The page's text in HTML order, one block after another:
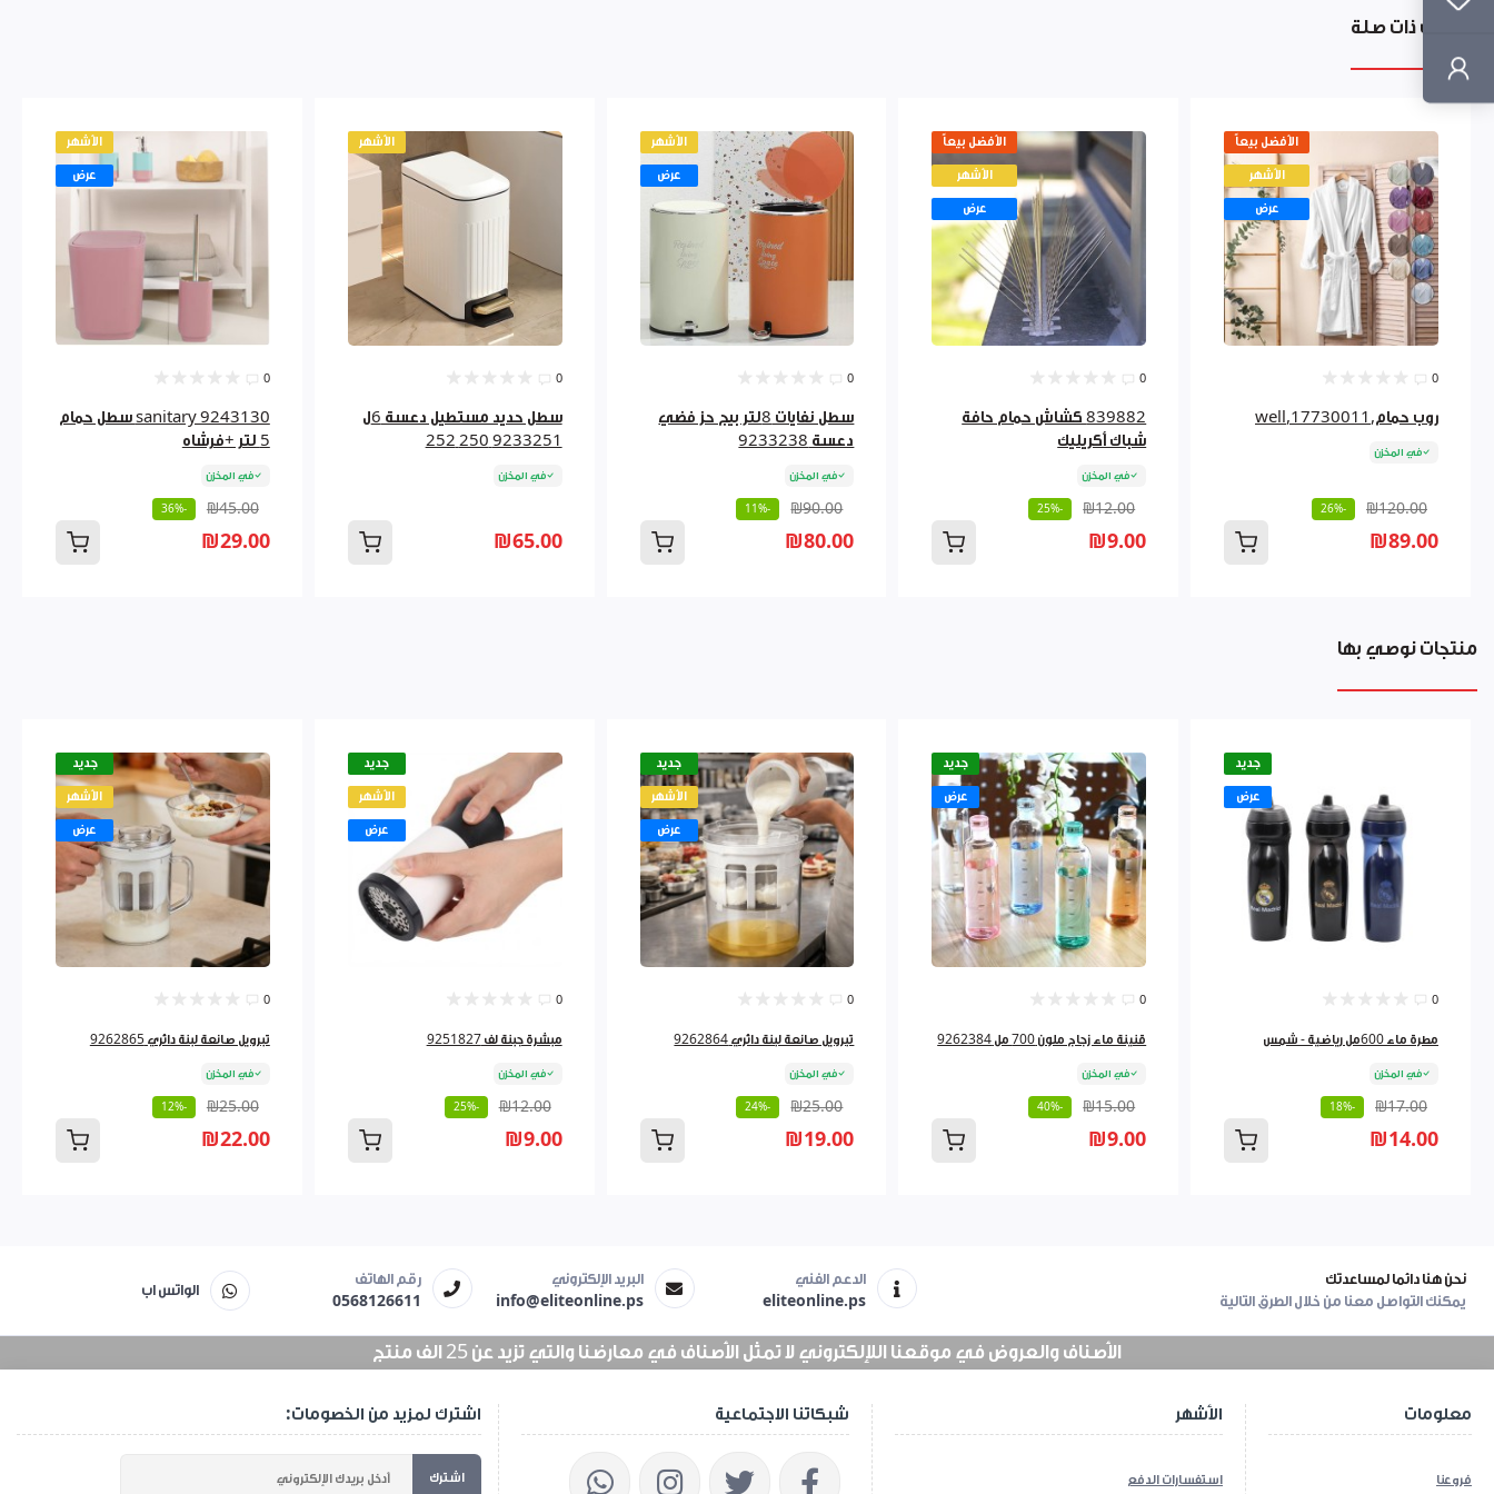
منتجات ذات صلة
الأفضل بيعاً
الأشهر
عرض
0
روب حمام,17730011,well
في المخزن
₪120.00
-26%
₪89.00
الأفضل بيعاً
الأشهر
عرض
0
839882 كشاش حمام حافة
شباك أكريليك
في المخزن
₪12.00
-25%
₪9.00
الأشهر
عرض
0
سطل نفايات 8لتر بيج حز فضي
دعسة 9233238
في المخزن
₪90.00
-11%
₪80.00
الأشهر
0
سطل حديد مستطيل دعسة 6ل
9233251 250 252
في المخزن
₪65.00
الأشهر
عرض
0
sanitary 9243130 سطل حمام
5 لتر +فرشاه
في المخزن
₪45.00
-36%
₪29.00
منتجات نوصي بها
جديد
عرض
0
مطرة ماء 600مل رياضية - شمس
في المخزن
₪17.00
-18%
₪14.00
جديد
عرض
0
قنينة ماء زجاج ملون 700 مل 9262384
في المخزن
₪15.00
-40%
₪9.00
جديد
الأشهر
عرض
0
تبرويل صانعة لبنة دائري 9262864
في المخزن
₪25.00
-24%
₪19.00
جديد
الأشهر
عرض
0
مبشرة جبنة لف 9251827
في المخزن
₪12.00
-25%
₪9.00
جديد
الأشهر
عرض
0
تبرويل صانعة لبنة دائري 9262865
في المخزن
₪25.00
-12%
₪22.00
نحن هنا دائما لمساعدتك
يمكنك التواصل معنا من خلال الطرق التالية
الدعم الفني
eliteonline.ps
البريد الإلكتروني
info@eliteonline.ps
رقم الهاتف
0568126611
الواتس اب
الأصناف والعروض في موقعنا اللإلكتروني لا تمثل الأصناف في معارضنا والتي تزيد عن 25 الف منتج
اشترك لمزيد من الخصومات:
اشترك
شبكاتنا الاجتماعية الأشهر
استفسارات الدفع
معلومات
فروعنا